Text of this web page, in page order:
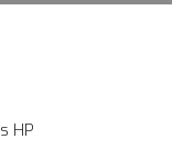
HP